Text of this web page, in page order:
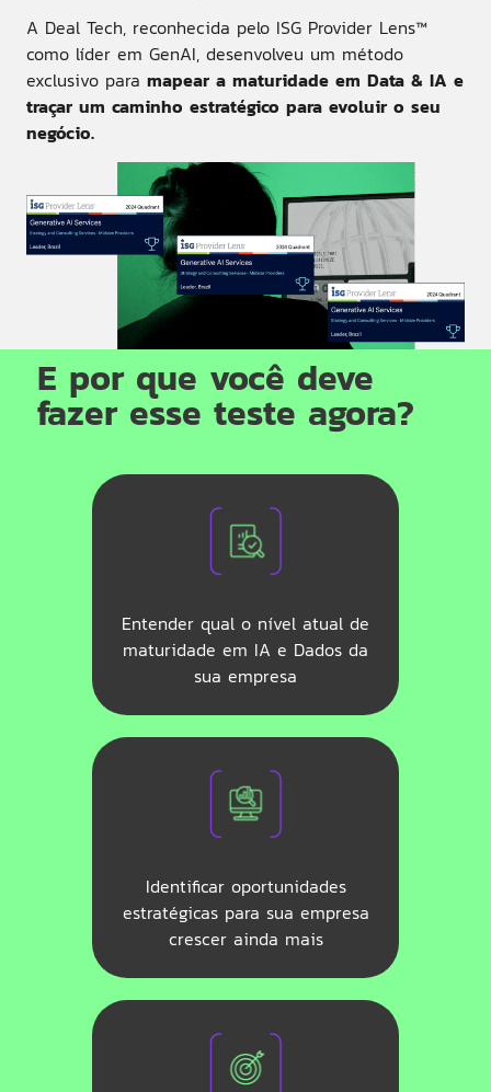
A Deal Tech, reconhecida pelo ISG Provider Lens™
como líder em GenAI, desenvolveu um método
exclusivo para mapear a maturidade em Data & IA e
traçar um caminho estratégico para evoluir o seu
negócio.
E por que você deve
fazer esse teste agora?
Entender qual o nível atual de
maturidade em IA e Dados da
sua empresa
Identificar oportunidades
estratégicas para sua empresa
crescer ainda mais